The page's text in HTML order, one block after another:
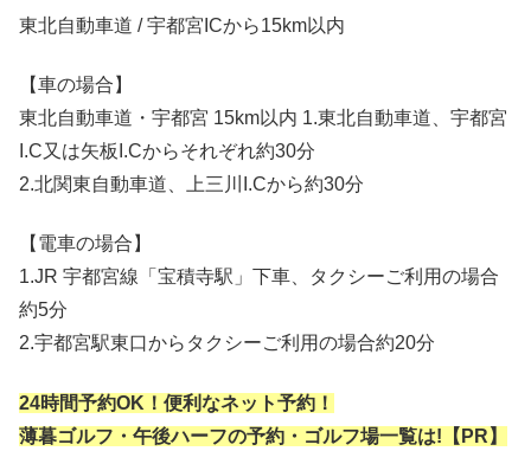
東北自動車道 / 宇都宮ICから15km以内
【車の場合】
東北自動車道・宇都宮 15km以内 1.東北自動車道、宇都宮
I.C又は矢板I.Cからそれぞれ約30分
2.北関東自動車道、上三川I.Cから約30分
【電車の場合】
1.JR 宇都宮線「宝積寺駅」下車、タクシーご利用の場合
約5分
2.宇都宮駅東口からタクシーご利用の場合約20分
24時間予約OK！便利なネット予約！
薄暮ゴルフ・午後ハーフの予約・ゴルフ場一覧は!【PR】